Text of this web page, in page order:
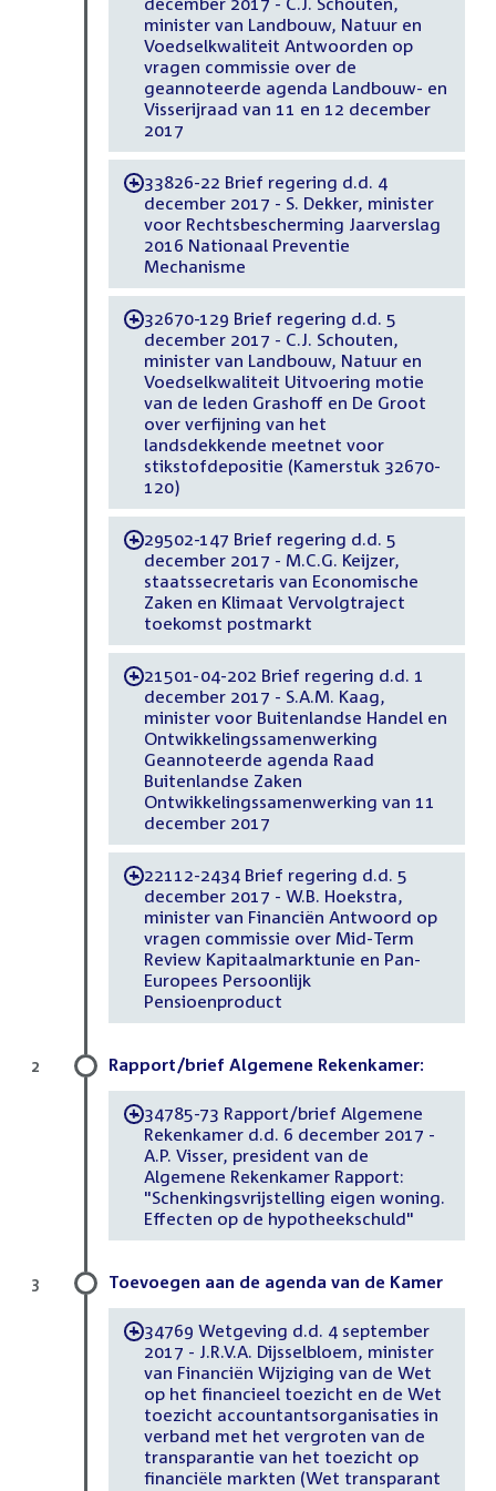
minister van Landbouw, Natuur en
Voedselkwaliteit Antwoorden op
vragen commissie over de
geannoteerde agenda Landbouw- en
Visserijraad van 11 en 12 december
2017
-33826-22 Brief regering d.d. 4
december 2017 - S. Dekker, minister
voor Rechtsbescherming Jaarverslag
2016 Nationaal Preventie
Mechanisme
-32670-129 Brief regering d.d. 5
december 2017 - C.J. Schouten,
minister van Landbouw, Natuur en
Voedselkwaliteit Uitvoering motie
van de leden Grashoff en De Groot
over verfijning van het
landsdekkende meetnet voor
stikstofdepositie (Kamerstuk 32670-
120)
-29502-147 Brief regering d.d. 5
december 2017 - M.C.G. Keijzer,
staatssecretaris van Economische
Zaken en Klimaat Vervolgtraject
toekomst postmarkt
-21501-04-202 Brief regering d.d. 1
december 2017 - S.A.M. Kaag,
minister voor Buitenlandse Handel en
Ontwikkelingssamenwerking
Geannoteerde agenda Raad
Buitenlandse Zaken
Ontwikkelingssamenwerking van 11
december 2017
-22112-2434 Brief regering d.d. 5
december 2017 - W.B. Hoekstra,
minister van Financiën Antwoord op
vragen commissie over Mid-Term
Review Kapitaalmarktunie en Pan-
Europees Persoonlijk
Pensioenproduct
Rapport/brief Algemene Rekenkamer:
-34785-73 Rapport/brief Algemene
Rekenkamer d.d. 6 december 2017 -
A.P. Visser, president van de
Algemene Rekenkamer Rapport:
"Schenkingsvrijstelling eigen woning.
Effecten op de hypotheekschuld"
2
Toevoegen aan de agenda van de Kamer
-34769 Wetgeving d.d. 4 september
2017 - J.R.V.A. Dijsselbloem, minister
van Financiën Wijziging van de Wet
op het financieel toezicht en de Wet
toezicht accountantsorganisaties in
verband met het vergroten van de
transparantie van het toezicht op
financiële markten (Wet transparant
3